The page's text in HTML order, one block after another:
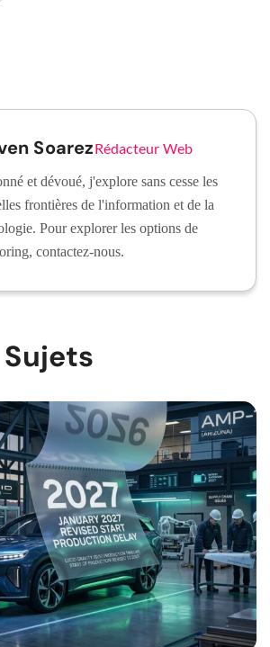
SoarezRédacteur Web
et dévoué, j'explore sans cesse les
frontières de l'information et de la
Pour explorer les options de
contactez-nous.